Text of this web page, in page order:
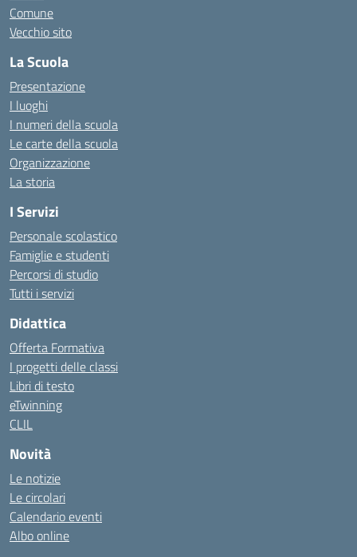
Comune
Vecchio sito
La Scuola
Presentazione
I luoghi
I numeri della scuola
Le carte della scuola
Organizzazione
La storia
I Servizi
Personale scolastico
Famiglie e studenti
Percorsi di studio
Tutti i servizi
Didattica
Offerta Formativa
I progetti delle classi
Libri di testo
eTwinning
CLIL
Novità
Le notizie
Le circolari
Calendario eventi
Albo online